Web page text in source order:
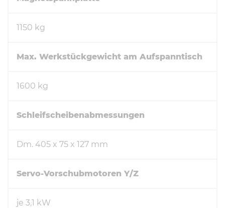
1150 kg
Max. Werkstückgewicht am Aufspanntisch
1600 kg
Schleifscheibenabmessungen
Dm. 405 x 75 x 127 mm
Servo-Vorschubmotoren Y/Z
je 3,1 kW